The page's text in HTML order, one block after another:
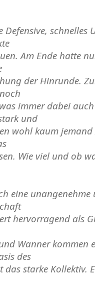
Defensive, schnelles
Am Ende hatte
der Hinrunde.
immer dabei
und
wohl kaum
Wie viel und ob
eine
hervorragend als
Wanner kommen
des
das starke Kollektiv.